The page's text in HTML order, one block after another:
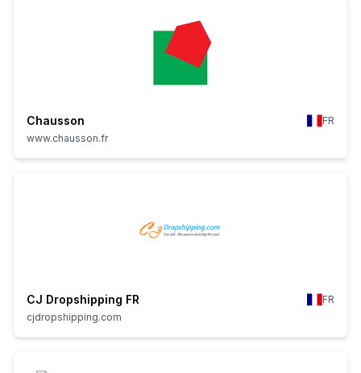
Chausson
FR
www.chausson.fr
CJ Dropshipping FR
FR
cjdropshipping.com